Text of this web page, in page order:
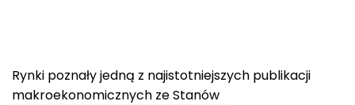
Rynki poznały jedną z najistotniejszych publikacji
makroekonomicznych ze Stanów